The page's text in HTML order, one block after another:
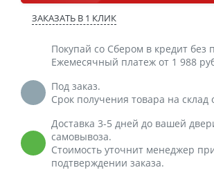
ЗАКАЗАТЬ В 1 КЛИК
Покупай со Сбером в кредит без
Ежемесячный платеж от 1 988
Под заказ.
Срок получения товара на склад
Доставка 3-5 дней до вашей
самовывоза.
Стоимость уточнит менеджер
подтверждении заказа.